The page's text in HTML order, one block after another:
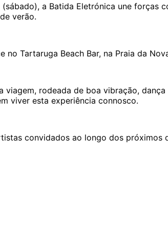
a Batida Eletrónica une forças
verão.
no Tartaruga Beach Bar, na Praia da
viagem, rodeada de boa vibração,
viver esta experiência connosco.
convidados ao longo dos próximos